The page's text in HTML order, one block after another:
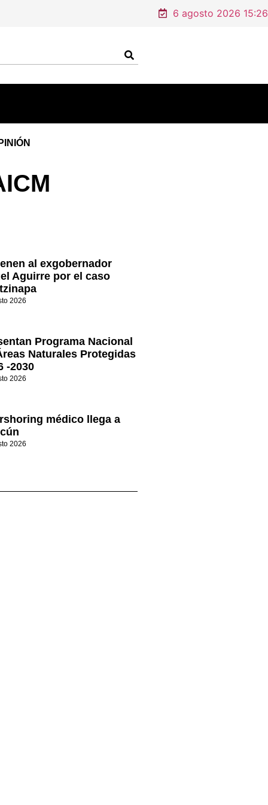
6 agosto 2026 15:26
al exgobernador
Aguirre por el caso
2026
Programa Nacional
Naturales Protegidas
-2030
2026
médico llega a
2026